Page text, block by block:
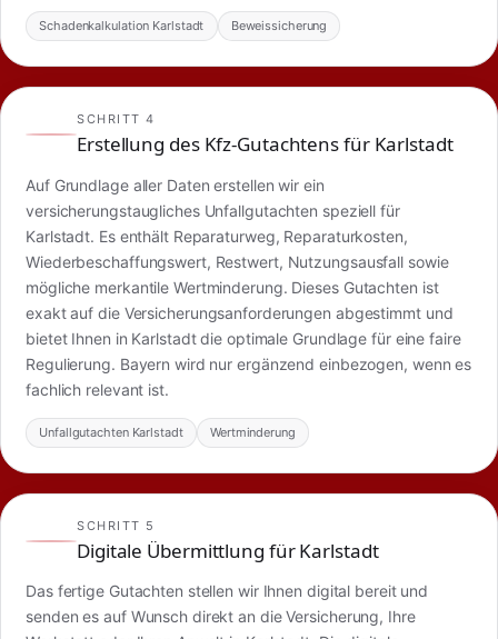
Schadenkalkulation Karlstadt Beweissicherung
SCHRITT 4
Erstellung des Kfz-Gutachtens für Karlstadt
Auf Grundlage aller Daten erstellen wir ein
versicherungstaugliches Unfallgutachten speziell für
Karlstadt. Es enthält Reparaturweg, Reparaturkosten,
Wiederbeschaffungswert, Restwert, Nutzungsausfall sowie
mögliche merkantile Wertminderung. Dieses Gutachten ist
exakt auf die Versicherungsanforderungen abgestimmt und
bietet Ihnen in Karlstadt die optimale Grundlage für eine faire
Regulierung. Bayern wird nur ergänzend einbezogen, wenn es
fachlich relevant ist.
Unfallgutachten Karlstadt Wertminderung
SCHRITT 5
Digitale Übermittlung für Karlstadt
Das fertige Gutachten stellen wir Ihnen digital bereit und
senden es auf Wunsch direkt an die Versicherung, Ihre